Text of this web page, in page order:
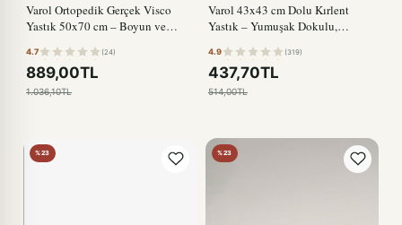
Varol Ortopedik Gerçek Visco
Yastık 50x70 cm – Boyun ve
4.7 (24)
889,00TL
1.036,10TL
Varol 43x43 cm Dolu Kırlent
Yastık – Yumuşak Dokulu,
4.9 (319)
437,70TL
514,00TL
%23 %23